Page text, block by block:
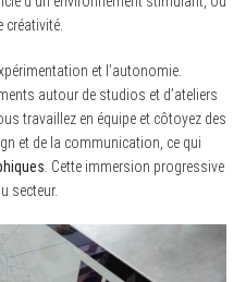
et l’autonomie.
autour de studios et d’ateliers
travaillez en équipe et côtoyez des
et de la communication, ce qui
. Cette immersion progressive
secteur.